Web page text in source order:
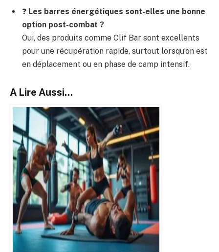
❓ Les barres énergétiques sont-elles une bonne
option post-combat ?
Oui, des produits comme Clif Bar sont excellents
pour une récupération rapide, surtout lorsqu’on est
en déplacement ou en phase de camp intensif.
A Lire Aussi...